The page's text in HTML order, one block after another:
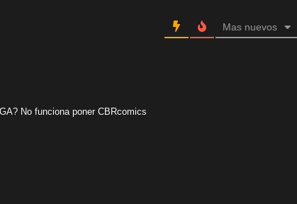
Mas nuevos
No funciona poner CBRcomics